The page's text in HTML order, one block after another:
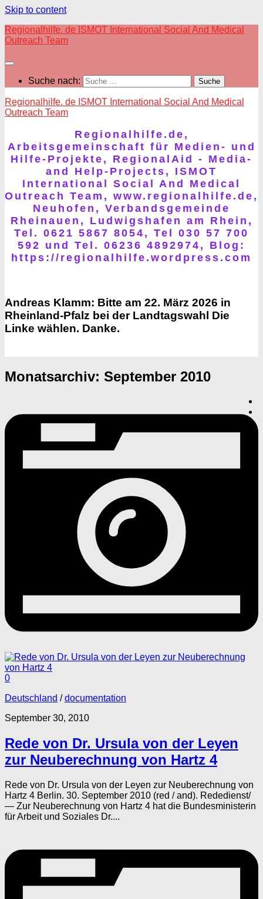
Skip to content
Regionalhilfe. de ISMOT International Social And Medical
Outreach Team
Suche nach:
Regionalhilfe. de ISMOT International Social And Medical
Outreach Team
Regionalhilfe.de,
Arbeitsgemeinschaft für Medien- und
Hilfe-Projekte, RegionalAid - Media-
and Help-Projects, ISMOT
International Social And Medical
Outreach Team, www.regionalhilfe.de,
Neuhofen, Verbandsgemeinde
Rheinauen, Ludwigshafen am Rhein,
Tel. 0621 5867 8054, Tel 030 57 700
592 und Tel. 06236 4892974, Blog:
https://regionalhilfe.wordpress.com
Andreas Klamm: Bitte am 22. März 2026 in
Rheinland-Pfalz bei der Landtagswahl Die
Linke wählen. Danke.
Monatsarchiv: September 2010
0
Deutschland /documentation
September 30, 2010
Rede von Dr. Ursula von der Leyen
zur Neuberechnung von Hartz 4
Rede von Dr. Ursula von der Leyen zur Neuberechnung von
Hartz 4 Berlin. 30. September 2010 (red / and). Rededienst/
— Zur Neuberechnung von Hartz 4 hat die Bundesministerin
für Arbeit und Soziales Dr....